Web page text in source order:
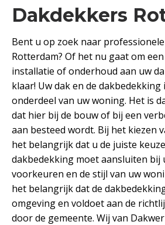
Dakdekkers
Bent u op zoek naar
Rotterdam? Of het nu gaat om
installatie of onderhoud aan uw
klaar! Uw dak en de dakbedekking
onderdeel van uw woning. Het is
dat hier bij de bouw of bij een
aan besteed wordt. Bij het kiezen
het belangrijk dat u de juiste
dakbedekking moet aansluiten bij
voorkeuren en de stijl van uw
het belangrijk dat de
omgeving en voldoet aan de
door de gemeente. Wij van